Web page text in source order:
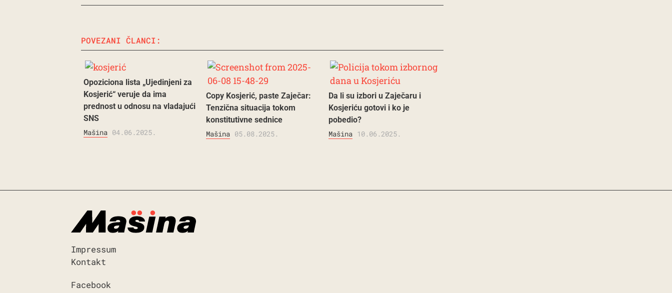
POVEZANI ČLANCI:
Opoziciona lista „Ujedinjeni za
Kosjerić“ veruje da ima
prednost u odnosu na vladajući
SNS
Mašina 04.06.2025.
Copy Kosjerić, paste Zaječar:
Tenzična situacija tokom
konstitutivne sednice
Mašina 05.08.2025.
Da li su izbori u Zaječaru i
Kosjeriću gotovi i ko je
pobedio?
Mašina 10.06.2025.
Impressum
Kontakt
Facebook